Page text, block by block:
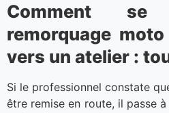
Comment
remorquage
vers un atelier :
Si le professionnel constate
être remise en route, il passe